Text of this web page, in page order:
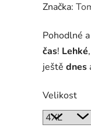
Značka:
Pohodlné a
čas! Lehké,
ještě dnes
Velikost